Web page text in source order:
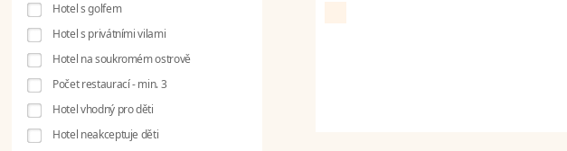
Hotel s golfem
Hotel s privátními vilami
Hotel na soukromém ostrově
Počet restaurací - min. 3
Hotel vhodný pro děti
Hotel neakceptuje děti